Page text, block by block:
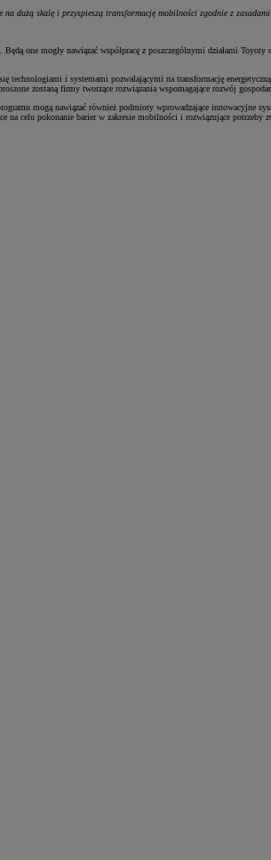
dużą skalę i przyspieszą transformację mobilności zgodnie z
one mogły nawiązać współpracę z poszczególnymi działami
i systemami pozwalającymi na transformację
zostaną firmy tworzące rozwiązania wspomagające rozwój
mogą nawiązać również podmioty wprowadzające
celu pokonanie barier w zakresie mobilności i rozwiązujące potrzeby